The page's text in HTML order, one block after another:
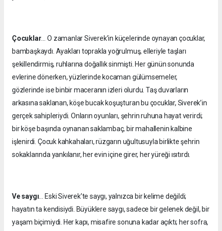
Çocuklar… O zamanlar Siverek’in küçelerinde oynayan çocuklar,
bambaşkaydı. Ayakları toprakla yoğrulmuş, elleriyle taşları
şekillendirmiş, ruhlarına doğallık sinmişti. Her günün sonunda
evlerine dönerken, yüzlerinde kocaman gülümsemeler,
gözlerinde ise binbir maceranın izleri olurdu. Taş duvarların
arkasına saklanan, köşe bucak koşuşturan bu çocuklar, Siverek’in
gerçek sahipleriydi. Onların oyunları, şehrin ruhuna hayat verirdi;
bir köşe başında oynanan saklambaç, bir mahallenin kalbine
işlenirdi. Çocuk kahkahaları, rüzgarın uğultusuyla birlikte şehrin
sokaklarında yankılanır, her evin içine girer, her yüreği ısıtırdı.
Ve saygı… Eski Siverek’te saygı, yalnızca bir kelime değildi;
hayatın ta kendisiydi. Büyüklere saygı, sadece bir gelenek değil, bir
yaşam biçimiydi. Her kapı, misafire sonuna kadar açıktı; her sofra,